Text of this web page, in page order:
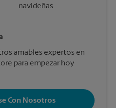
navideñas
amables expertos en
para empezar hoy
Con Nosotros